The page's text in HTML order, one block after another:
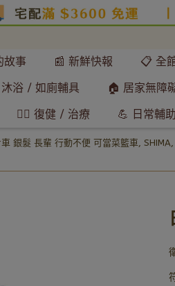
故事 📰 新鮮快報 📋 全
浴 / 如廁輔具
🏠 居家無障
🧘‍♂️ 復健 / 治療
💪 日常輔助
銀髮 長輩 行動不便 可當菜籃車 SHIMA